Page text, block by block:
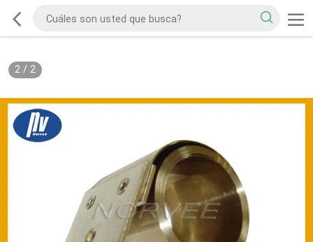
2/ 2